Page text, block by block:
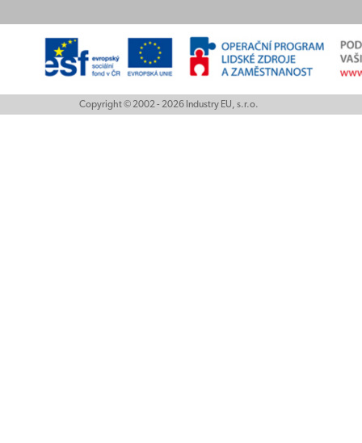
Copyright © 2002 - 2026 Industry EU, s.r.o.